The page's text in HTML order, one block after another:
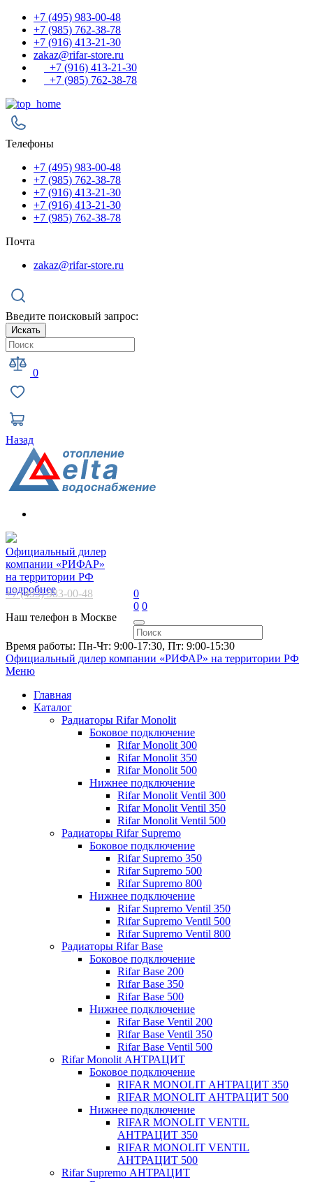
+7 (495) 983-00-48
+7 (985) 762-38-78
+7 (916) 413-21-30
zakaz@rifar-store.ru
+7 (916) 413-21-30
+7 (985) 762-38-78
Телефоны
+7 (495) 983-00-48
+7 (985) 762-38-78
+7 (916) 413-21-30
+7 (916) 413-21-30
+7 (985) 762-38-78
Почта
zakaz@rifar-store.ru
Введите поисковый запрос:
Искать
0
Назад
Официальный дилер
компании «РИФАР»
на территории РФ
подробнее
+7 (495) 983-00-48
Наш телефон в Москве
0
0 0
Время работы: Пн-Чт: 9:00-17:30, Пт: 9:00-15:30
Официальный дилер компании «РИФАР» на территории РФ
Меню
Главная
Каталог
Радиаторы Rifar Monolit
Боковое подключение
Rifar Monolit 300
Rifar Monolit 350
Rifar Monolit 500
Нижнее подключение
Rifar Monolit Ventil 300
Rifar Monolit Ventil 350
Rifar Monolit Ventil 500
Радиаторы Rifar Supremo
Боковое подключение
Rifar Supremo 350
Rifar Supremo 500
Rifar Supremo 800
Нижнее подключение
Rifar Supremo Ventil 350
Rifar Supremo Ventil 500
Rifar Supremo Ventil 800
Радиаторы Rifar Base
Боковое подключение
Rifar Base 200
Rifar Base 350
Rifar Base 500
Нижнее подключение
Rifar Base Ventil 200
Rifar Base Ventil 350
Rifar Base Ventil 500
Rifar Monolit АНТРАЦИТ
Боковое подключение
RIFAR MONOLIT АНТРАЦИТ 350
RIFAR MONOLIT АНТРАЦИТ 500
Нижнее подключение
RIFAR MONOLIT VENTIL
АНТРАЦИТ 350
RIFAR MONOLIT VENTIL
АНТРАЦИТ 500
Rifar Supremo АНТРАЦИТ